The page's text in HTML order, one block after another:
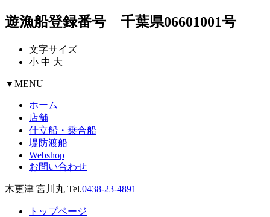
遊漁船登録番号 千葉県06601001号
文字サイズ
小 中 大
▼MENU
ホーム
店舗
仕立船・乗合船
堤防渡船
Webshop
お問い合わせ
木更津 宮川丸 Tel.0438-23-4891
トップページ